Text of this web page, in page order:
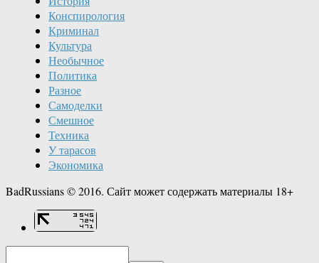
Конспирология
Криминал
Культура
Необычное
Политика
Разное
Самоделки
Смешное
Техника
У тарасов
Экономика
BadRussians © 2016. Сайт может содержать материалы 18+